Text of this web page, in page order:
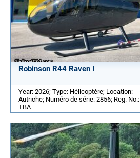
Robinson R44 Raven I
Year: 2026; Type: Hélicoptère; Location:
Autriche; Numéro de série: 2856; Reg. No.:
TBA